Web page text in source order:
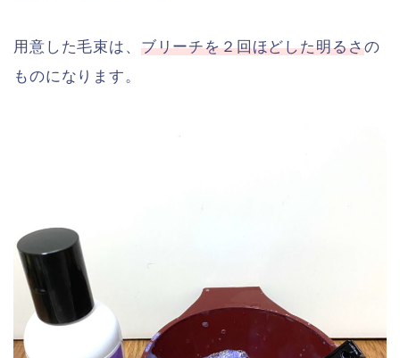
用意した毛束は、 ブリーチを２回ほどした明るさの
ものになります。